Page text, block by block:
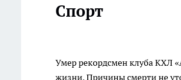
Спорт
Умер рекордсмен клуба КХЛ
жизни. Причины смерти не